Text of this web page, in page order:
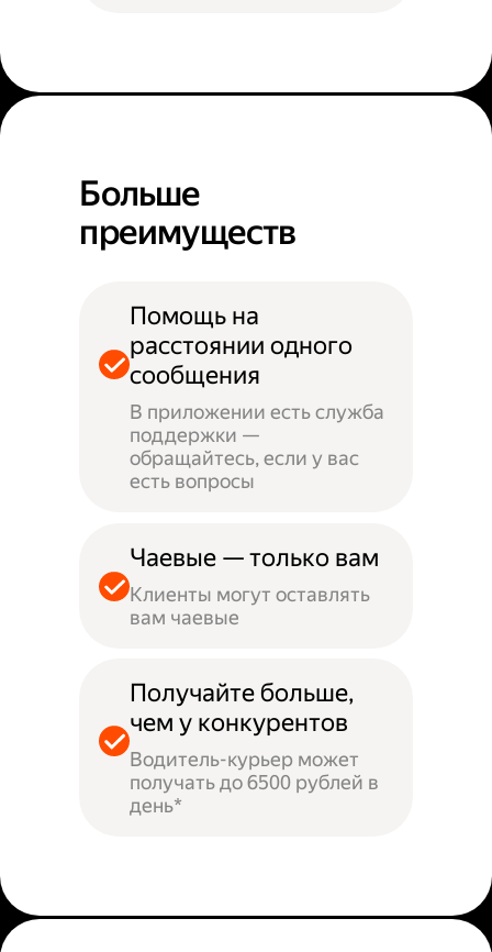
Больше
преимуществ
Помощь на
расстоянии одного
сообщения
В приложении есть служба
поддержки —
обращайтесь, если у вас
есть вопросы
Чаевые — только вам
Клиенты могут оставлять
вам чаевые
Получайте больше,
чем у конкурентов
Водитель-курьер может
получать до 6500 рублей в
день*